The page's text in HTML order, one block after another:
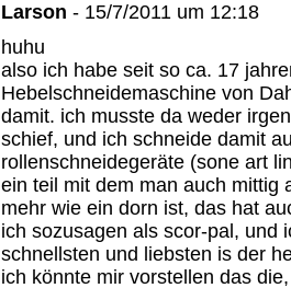
Larson - 15/7/2011 um 12:18
huhu
also ich habe seit so ca. 17
Hebelschneidemaschine von
damit. ich musste da weder
schief, und ich schneide damit
rollenschneidegeräte (sone art
ein teil mit dem man auch mittig
mehr wie ein dorn ist, das hat
ich sozusagen als scor-pal, und
schnellsten und liebsten is der
ich könnte mir vorstellen das